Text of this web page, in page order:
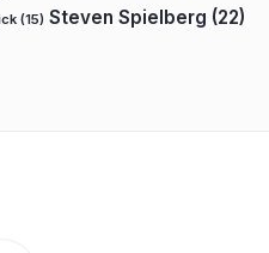
(15) Steven Spielberg (22)